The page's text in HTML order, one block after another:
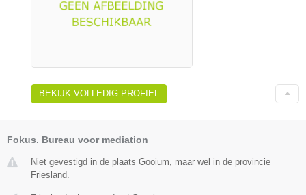
BEKIJK VOLLEDIG PROFIEL
Fokus. Bureau voor mediation
Niet gevestigd in de plaats Gooium, maar wel in de provincie
Friesland.